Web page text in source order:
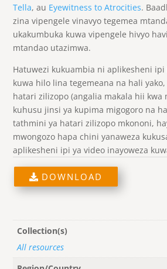
Tella, au Eyewitness to Atrocities.
zina vipengele vinavyo tegemea
ukakumbuka kuwa vipengele hivyo
mtandao utazimwa.
Hatuwezi kukuambia ni aplikesheni ipi
kuwa hilo lina tegemeana na hali
hatari zilizopo (angalia makala hii kwa
kuhusu jinsi ya kupima migogoro na
tathmini ya hatari zilizopo mkononi,
mwongozo hapa chini yanaweza
aplikesheni ipi ya video inayoweza
DOWNLOAD
Collection(s)
All resources